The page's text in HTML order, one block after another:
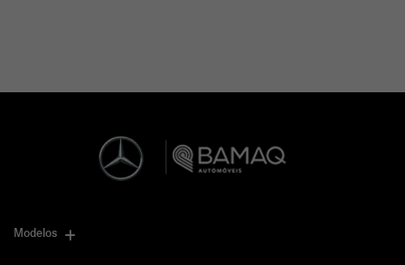
Modelos